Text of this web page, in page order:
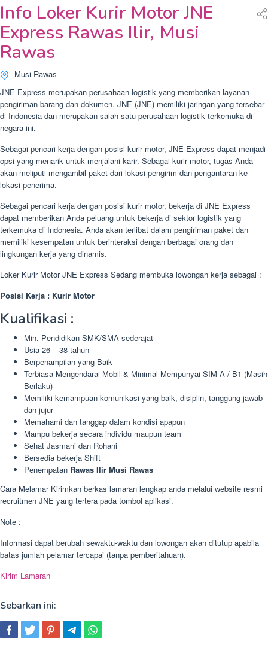
Info Loker Kurir Motor JNE
Express Rawas Ilir, Musi
Rawas
Musi Rawas
JNE Express merupakan perusahaan logistik yang memberikan layanan
pengiriman barang dan dokumen. JNE (JNE) memiliki jaringan yang tersebar
di Indonesia dan merupakan salah satu perusahaan logistik terkemuka di
negara ini.
Sebagai pencari kerja dengan posisi kurir motor, JNE Express dapat menjadi
opsi yang menarik untuk menjalani karir. Sebagai kurir motor, tugas Anda
akan meliputi mengambil paket dari lokasi pengirim dan pengantaran ke
lokasi penerima.
Sebagai pencari kerja dengan posisi kurir motor, bekerja di JNE Express
dapat memberikan Anda peluang untuk bekerja di sektor logistik yang
terkemuka di Indonesia. Anda akan terlibat dalam pengiriman paket dan
memiliki kesempatan untuk berinteraksi dengan berbagai orang dan
lingkungan kerja yang dinamis.
Loker Kurir Motor JNE Express Sedang membuka lowongan kerja sebagai :
Posisi Kerja : Kurir Motor
Kualifikasi :
Min. Pendidikan SMK/SMA sederajat
Usia 26 – 38 tahun
Berpenampilan yang Baik
Terbiasa Mengendarai Mobil & Minimal Mempunyai SIM A / B1 (Masih
Berlaku)
Memiliki kemampuan komunikasi yang baik, disiplin, tanggung jawab
dan jujur
Memahami dan tanggap dalam kondisi apapun
Mampu bekerja secara individu maupun team
Sehat Jasmani dan Rohani
Bersedia bekerja Shift
Penempatan Rawas Ilir Musi Rawas
Cara Melamar Kirimkan berkas lamaran lengkap anda melalui website resmi
recruitmen JNE yang tertera pada tombol aplikasi.
Note :
Informasi dapat berubah sewaktu-waktu dan lowongan akan ditutup apabila
batas jumlah pelamar tercapai (tanpa pemberitahuan).
Kirim Lamaran
Sebarkan ini: